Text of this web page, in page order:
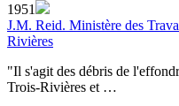
1951
J.M. Reid. Ministère des
Rivières
"Il s'agit des débris de
Trois-Rivières et …